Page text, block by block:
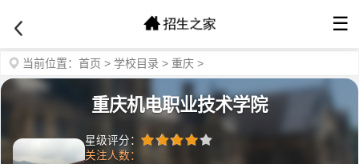
☰
当前位置： 首页 > 学校目录 > 重庆 >
重庆机电职业技术学院
星级评分：
关注人数：